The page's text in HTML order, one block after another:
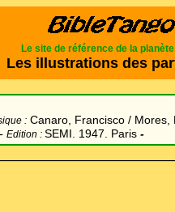
Le site de référence de la planète
Les illustrations des
: Canaro, Francisco / Mores,
- Edition : SEMI. 1947. Paris -